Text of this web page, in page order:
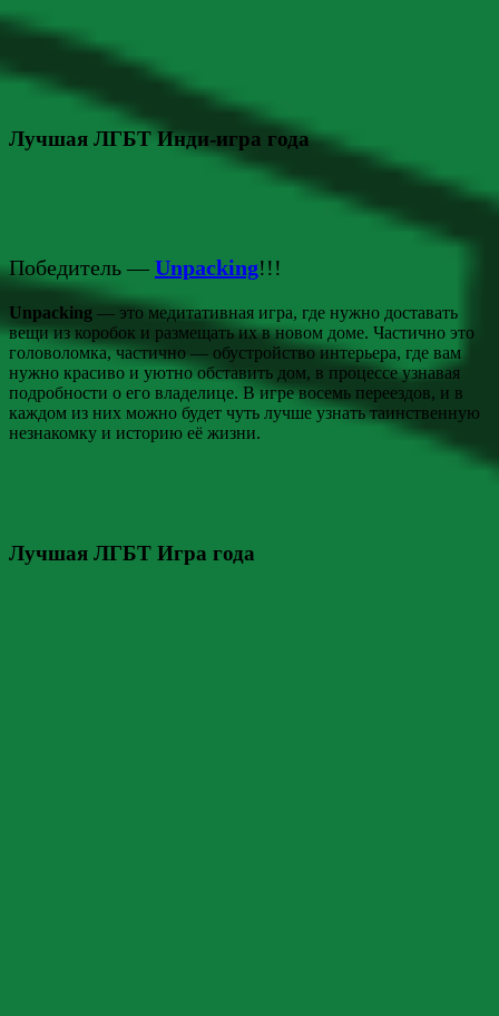
Лучшая ЛГБТ Инди-игра года
Победитель — Unpacking!!!
Unpacking — это медитативная игра, где нужно доставать
вещи из коробок и размещать их в новом доме. Частично это
головоломка, частично — обустройство интерьера, где вам
нужно красиво и уютно обставить дом, в процессе узнавая
подробности о его владелице. В игре восемь переездов, и в
каждом из них можно будет чуть лучше узнать таинственную
незнакомку и историю её жизни.
Лучшая ЛГБТ Игра года